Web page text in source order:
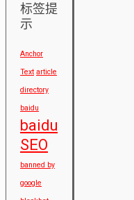
标签提
示
Anchor
Text article
directory
baidu
baidu
SEO
banned by
google